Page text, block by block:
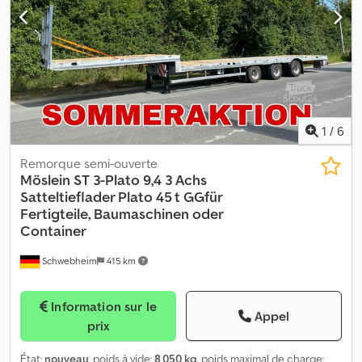
1 / 6
Schwebheim 415 km
Remorque semi-ouverte
Möslein ST 3-Plato 9,4 3 Achs
Satteltieflader Plato 45 t GGfür
Fertigteile, Baumaschinen oder
Container
prix
Appel
État: nouveau, poids à vide:8 050 kg, poids maximal de charge: